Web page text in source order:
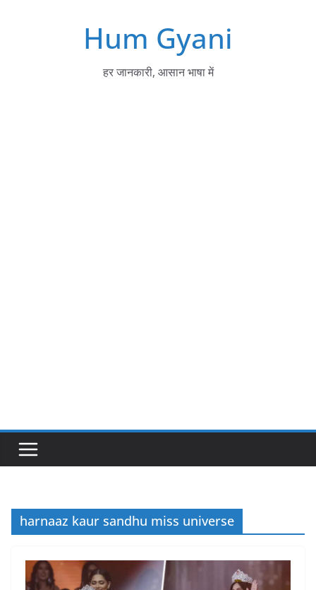
Hum Gyani
हर जानकारी, आसान भाषा में
harnaaz kaur sandhu miss universe